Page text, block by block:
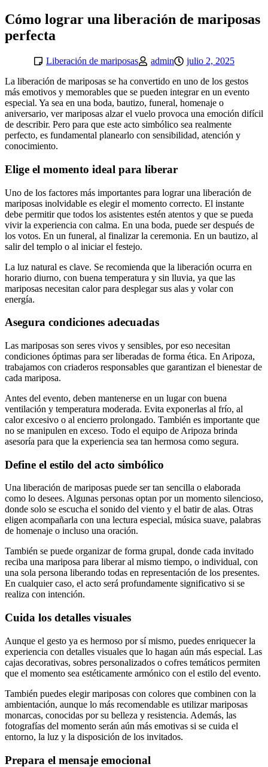
Cómo lograr una liberación de mariposas
perfecta
Liberación de mariposas admin
julio 2, 2025
La liberación de mariposas se ha convertido en uno de los gestos
más emotivos y memorables que se pueden integrar en un evento
especial. Ya sea en una boda, bautizo, funeral, homenaje o
aniversario, ver mariposas alzar el vuelo provoca una emoción difícil
de describir. Pero para que este acto simbólico sea realmente
perfecto, es fundamental planearlo con sensibilidad, atención y
conocimiento.
Elige el momento ideal para liberar
Uno de los factores más importantes para lograr una liberación de
mariposas inolvidable es elegir el momento correcto. El instante
debe permitir que todos los asistentes estén atentos y que se pueda
vivir la experiencia con calma. En una boda, puede ser después de
los votos. En un funeral, al finalizar la ceremonia. En un bautizo, al
salir del templo o al iniciar el festejo.
La luz natural es clave. Se recomienda que la liberación ocurra en
horario diurno, con buena temperatura y sin lluvia, ya que las
mariposas necesitan calor para desplegar sus alas y volar con
energía.
Asegura condiciones adecuadas
Las mariposas son seres vivos y sensibles, por eso necesitan
condiciones óptimas para ser liberadas de forma ética. En Aripoza,
trabajamos con criaderos responsables que garantizan el bienestar de
cada mariposa.
Antes del evento, deben mantenerse en un lugar con buena
ventilación y temperatura moderada. Evita exponerlas al frío, al
calor excesivo o al encierro prolongado. También es importante que
no se manipulen en exceso. Todo el equipo de Aripoza brinda
asesoría para que la experiencia sea tan hermosa como segura.
Define el estilo del acto simbólico
Una liberación de mariposas puede ser tan sencilla o elaborada
como lo desees. Algunas personas optan por un momento silencioso,
donde solo se escucha el sonido del viento y el batir de alas. Otras
eligen acompañarla con una lectura especial, música suave, palabras
de homenaje o incluso una oración.
También se puede organizar de forma grupal, donde cada invitado
reciba una mariposa para liberar al mismo tiempo, o individual, con
una sola persona liberando todas en representación de los presentes.
En cualquier caso, el acto será profundamente significativo si se
realiza con intención.
Cuida los detalles visuales
Aunque el gesto ya es hermoso por sí mismo, puedes enriquecer la
experiencia con detalles visuales que lo hagan aún más especial. Las
cajas decorativas, sobres personalizados o cofres temáticos permiten
que el momento sea estéticamente armónico con el estilo del evento.
También puedes elegir mariposas con colores que combinen con la
ambientación, aunque lo más recomendable es utilizar mariposas
monarcas, conocidas por su belleza y resistencia. Además, las
fotografías del momento serán aún más emotivas si se cuida el
entorno, la luz y la disposición de los invitados.
Prepara el mensaje emocional